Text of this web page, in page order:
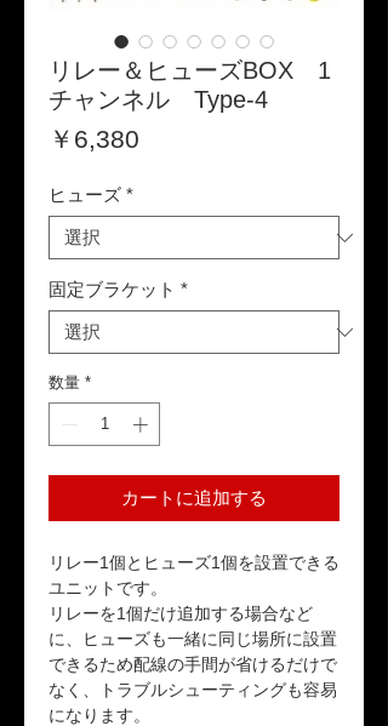
リレー＆ヒューズBOX 1
チャンネル Type-4
￥6,380
ヒューズ *
固定ブラケット *
数量 *
カートに追加する
リレー1個とヒューズ1個を設置できる
ユニットです。
リレーを1個だけ追加する場合など
に、ヒューズも一緒に同じ場所に設置
できるため配線の手間が省けるだけで
なく、トラブルシューティングも容易
になります。